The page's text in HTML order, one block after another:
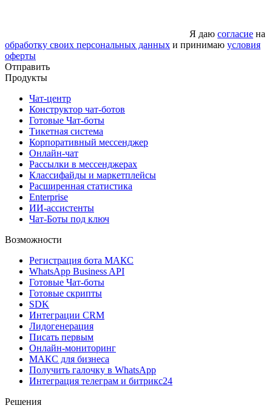
Я даю согласие на
обработку своих персональных данных и принимаю условия
оферты
Отправить
Продукты
Чат-центр
Конструктор чат-ботов
Готовые Чат-боты
Тикетная система
Корпоративный мессенджер
Онлайн-чат
Рассылки в мессенджерах
Классифайды и маркетплейсы
Расширенная статистика
Enterprise
ИИ-ассистенты
Чат-Боты под ключ
Возможности
Регистрация бота MAКС
WhatsApp Business API
Готовые Чат-боты
Готовые скрипты
SDK
Интеграции CRM
Лидогенерация
Писать первым
Онлайн-мониторинг
MAКС для бизнеса
Получить галочку в WhatsApp
Интеграция телеграм и битрикс24
Решения